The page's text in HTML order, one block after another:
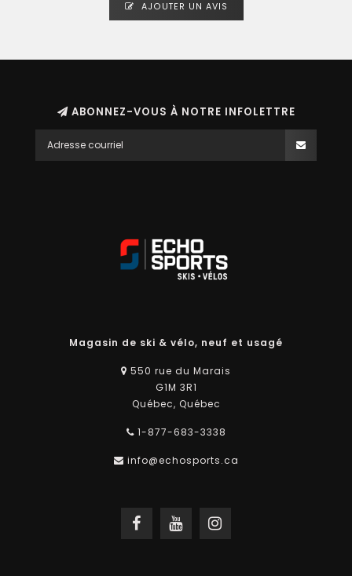
AJOUTER UN AVIS
ABONNEZ-VOUS À NOTRE INFOLETTRE
Magasin de ski & vélo, neuf et usagé
550 rue du Marais
G1M 3R1
Québec, Québec
1-877-683-3338
info@echosports.ca